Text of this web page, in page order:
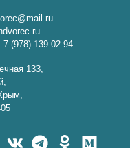
7 (978) 139 02 94
133,